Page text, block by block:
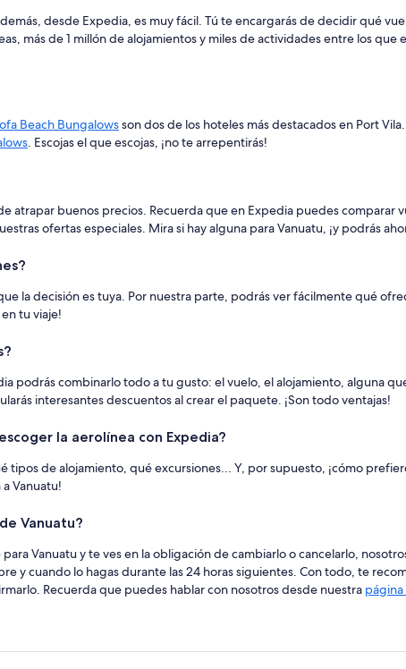
desde Expedia, es muy fácil. Tú te encargarás de decidir qué
más de 1 millón de alojamientos y miles de actividades entre los que
Beach Bungalowsson dos de los hoteles más destacados en Port
. Escojas el que escojas, ¡no te arrepentirás!
atrapar buenos precios. Recuerda que en Expedia puedes comparar
ofertas especiales. Mira si hay alguna para Vanuatu, ¡y podrás
la decisión es tuya. Por nuestra parte, podrás ver fácilmente qué
tu viaje!
podrás combinarlo todo a tu gusto: el vuelo, el alojamiento, alguna
interesantes descuentos al crear el paquete. ¡Son todo ventajas!
la aerolínea con Expedia?
de alojamiento, qué excursiones... Y, por supuesto, ¡cómo
Vanuatu!
Vanuatu?
Vanuatu y te ves en la obligación de cambiarlo o cancelarlo,
y cuando lo hagas durante las 24 horas siguientes. Con todo, te
Recuerda que puedes hablar con nosotros desde nuestra